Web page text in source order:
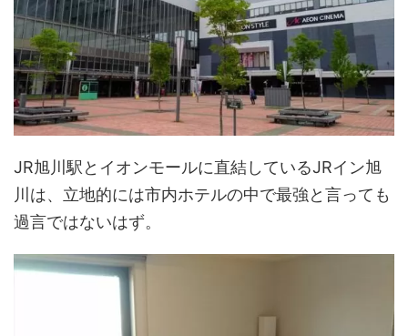
JR旭川駅とイオンモールに直結しているJRイン旭
川は、立地的には市内ホテルの中で最強と言っても
過言ではないはず。